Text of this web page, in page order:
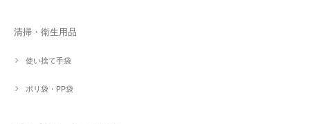
清掃・衛生用品
使い捨て手袋
ポリ袋・PP袋